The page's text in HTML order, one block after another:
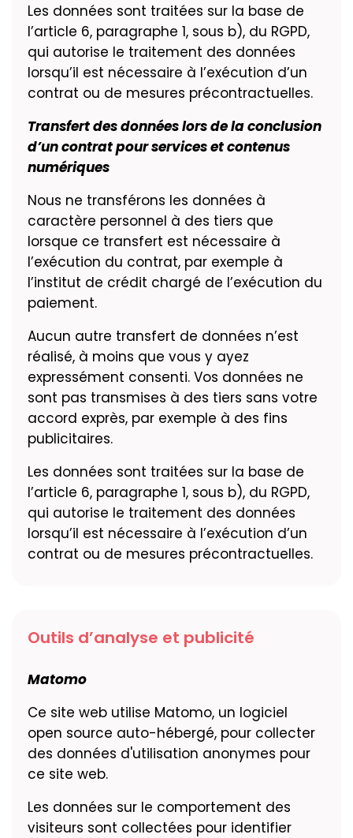
Les données sont traitées sur la base de
l’article 6, paragraphe 1, sous b), du RGPD,
qui autorise le traitement des données
lorsqu’il est nécessaire à l’exécution d’un
contrat ou de mesures précontractuelles.
Transfert des données lors de la conclusion
d’un contrat pour services et contenus
numériques
Nous ne transférons les données à
caractère personnel à des tiers que
lorsque ce transfert est nécessaire à
l’exécution du contrat, par exemple à
l’institut de crédit chargé de l’exécution du
paiement.
Aucun autre transfert de données n’est
réalisé, à moins que vous y ayez
expressément consenti. Vos données ne
sont pas transmises à des tiers sans votre
accord exprès, par exemple à des fins
publicitaires.
Les données sont traitées sur la base de
l’article 6, paragraphe 1, sous b), du RGPD,
qui autorise le traitement des données
lorsqu’il est nécessaire à l’exécution d’un
contrat ou de mesures précontractuelles.
Outils d’analyse et publicité
Matomo
Ce site web utilise Matomo, un logiciel
open source auto-hébergé, pour collecter
des données d'utilisation anonymes pour
ce site web.
Les données sur le comportement des
visiteurs sont collectées pour identifier